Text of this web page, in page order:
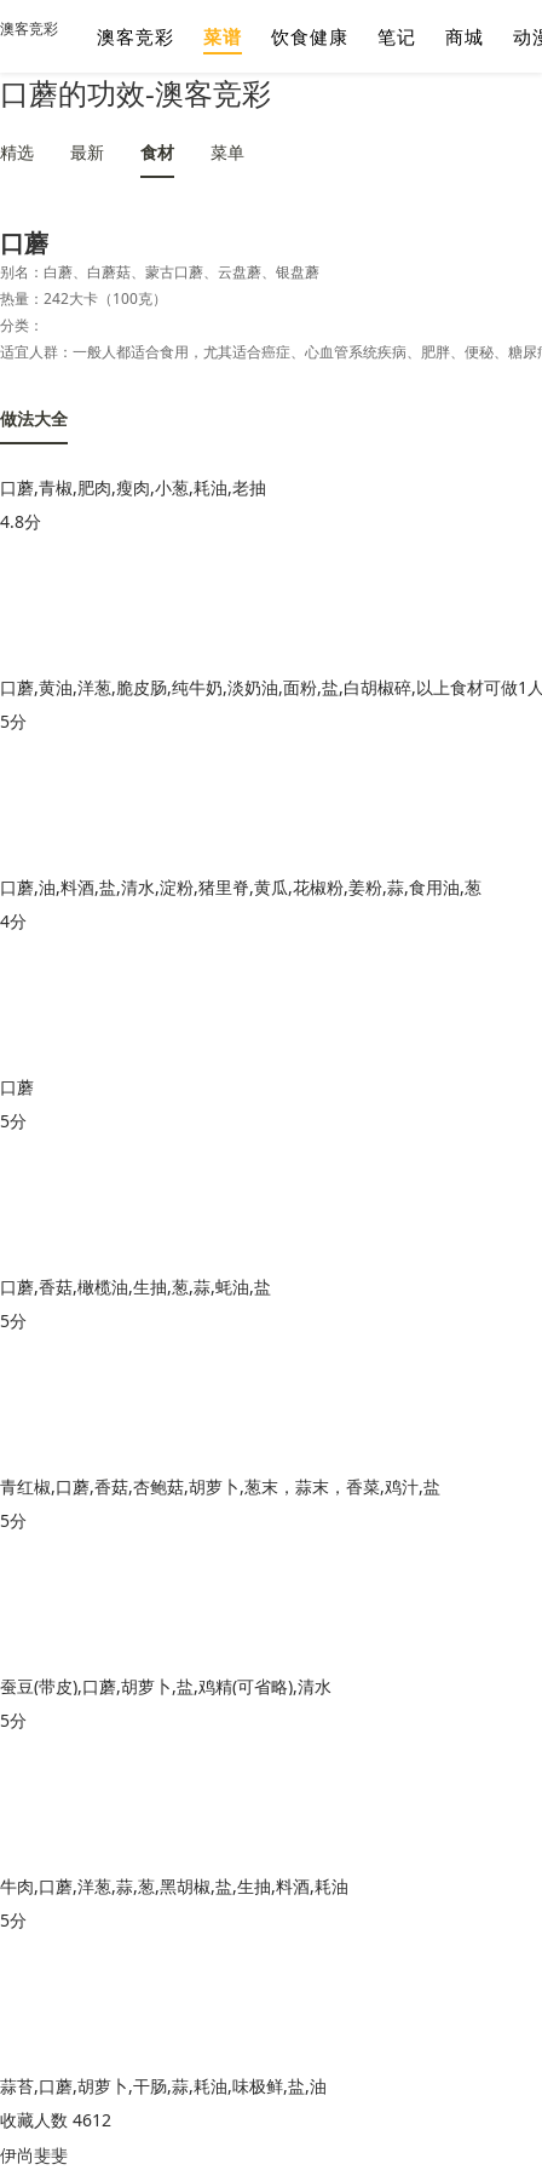
口蘑的功效-澳客竞彩
澳客竞彩 澳客竞彩 菜谱 饮食健康 笔记 商城 动
精选 最新 食材 菜单
口蘑
别名：白蘑、白蘑菇、蒙古口蘑、云盘蘑、银盘蘑
热量：242大卡（100克）
分类：
做法大全
口蘑,青椒,肥肉,瘦肉,小葱,耗油,老抽
4.8分
口蘑,黄油,洋葱,脆皮肠,纯牛奶,淡奶油,面粉,盐,白胡椒碎,以上食材可做1
5分
口蘑,油,料酒,盐,清水,淀粉,猪里脊,黄瓜,花椒粉,姜粉,蒜,食用油,葱
4分
口蘑
5分
口蘑,香菇,橄榄油,生抽,葱,蒜,蚝油,盐
5分
青红椒,口蘑,香菇,杏鲍菇,胡萝卜,葱末，蒜末，香菜,鸡汁,盐
5分
蚕豆(带皮),口蘑,胡萝卜,盐,鸡精(可省略),清水
5分
牛肉,口蘑,洋葱,蒜,葱,黑胡椒,盐,生抽,料酒,耗油
5分
蒜苔,口蘑,胡萝卜,干肠,蒜,耗油,味极鲜,盐,油
收藏人数 4612
伊尚斐斐